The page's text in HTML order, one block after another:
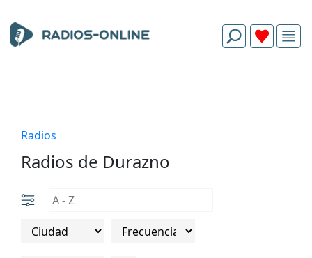
Radios
Radios de Durazno